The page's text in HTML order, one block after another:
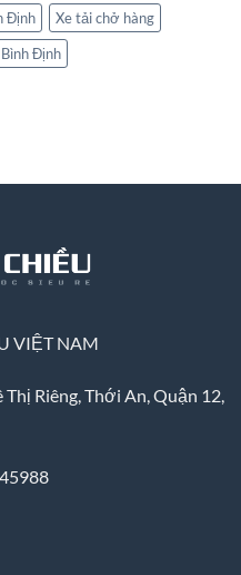
Định
Xe tải chở hàng
Định
VIỆT NAM
Riêng, Thới An, Quận 12,